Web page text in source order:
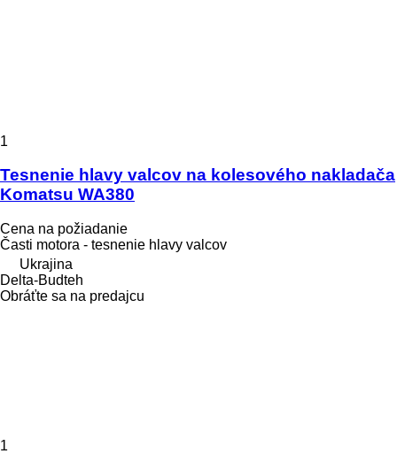
1
Tesnenie hlavy valcov na kolesového nakladača
Komatsu WA380
Cena na požiadanie
Časti motora - tesnenie hlavy valcov
Ukrajina
Delta-Budteh
Obráťte sa na predajcu
1